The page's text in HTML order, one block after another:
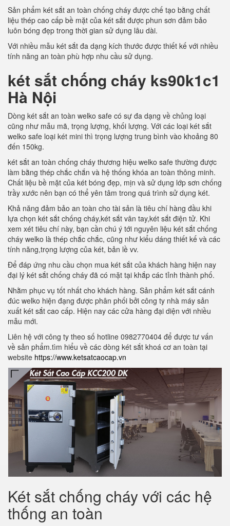
Sản phẩm két sắt an toàn chống cháy được chế tạo bằng chất
liệu thép cao cấp bề mặt của két sắt được phun sơn đảm bảo
luôn bóng đẹp trong thời gian sử dụng lâu dài.
Với nhiều mẫu két sắt đa dạng kích thước được thiết kế với nhiều
tính năng an toàn phù hợp nhu cầu sử dụng.
két sắt chống cháy ks90k1c1
Hà Nội
Dòng két sắt an toàn welko safe có sự đa dạng về chủng loại
cũng như mẫu mã, trọng lượng, khối lượng. Với các loại két sắt
welko safe loại két mini thì trọng lượng trung bình vào khoảng 80
đến 150kg.
két sắt an toàn chống cháy thương hiệu welko safe thường được
làm bằng thép chắc chắn và hệ thống khóa an toàn thông minh.
Chất liệu bề mặt của két bóng đẹp, mịn và sử dụng lớp sơn chống
trầy xước nên bạn có thể yên tâm trong quá trình sử dụng két.
Khả năng đảm bảo an toàn cho tài sản là tiêu chí hàng đầu khi
lựa chọn két sắt chống cháy,két sắt vân tay,két sắt điện tử. Khi
xem xét tiêu chí này, bạn cần chú ý tới nguyên liệu két sắt chống
cháy welko là thép chắc chắc, cũng như kiểu dáng thiết kế và các
tính năng,trọng lượng của két, bản lề vv.
Để đáp ứng nhu cầu chọn mua két sắt của khách hàng hiện nay
đại lý két sắt chống cháy đã có mặt tại khắp các tỉnh thành phố.
Nhằm phục vụ tốt nhất cho khách hàng. Sản phẩm két sắt cánh
đúc welko hiện đạng được phân phối bởi công ty nhà máy sản
xuất két sắt cao cấp. Hiện nay các cửa hàng đại diện với nhiều
mẫu mới.
Liên hệ với công ty theo số hotline 0982770404 để được tư vấn
về sản phẩm.tìm hiểu về các dòng két sắt khoá cơ an toàn tại
website https://www.ketsatcaocap.vn
Két sắt chống cháy với các hệ
thống an toàn